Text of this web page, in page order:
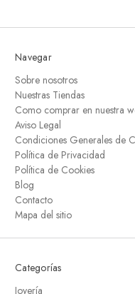
Navegar
Sobre nosotros
Nuestras Tiendas
Como comprar en nuestra
Aviso Legal
Condiciones Generales de
Política de Privacidad
Política de Cookies
Blog
Contacto
Mapa del sitio
Categorías
Joyería